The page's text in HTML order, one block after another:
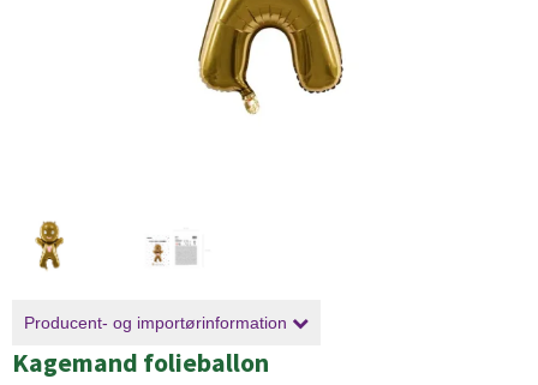
Producent- og importørinformation
Kagemand folieballon